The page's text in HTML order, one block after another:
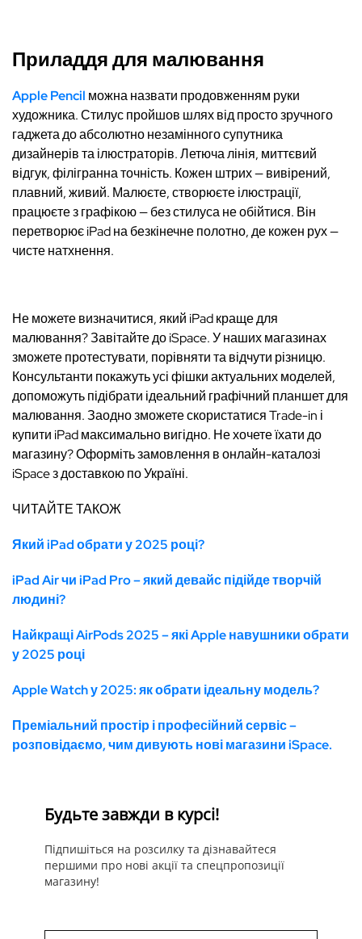
Приладдя для малювання
Apple Pencil можна назвати продовженням руки
художника. Стилус пройшов шлях від просто зручного
гаджета до абсолютно незамінного супутника
дизайнерів та ілюстраторів. Летюча лінія, миттєвий
відгук, філігранна точність. Кожен штрих — вивірений,
плавний, живий. Малюєте, створюєте ілюстрації,
працюєте з графікою — без стилуса не обійтися. Він
перетворює iPad на безкінечне полотно, де кожен рух —
чисте натхнення.
Не можете визначитися, який iPad краще для
малювання? Завітайте до iSpace. У наших магазинах
зможете протестувати, порівняти та відчути різницю.
Консультанти покажуть усі фішки актуальних моделей,
допоможуть підібрати ідеальний графічний планшет для
малювання. Заодно зможете скористатися Trade-in і
купити iPad максимально вигідно. Не хочете їхати до
магазину? Оформіть замовлення в онлайн-каталозі
iSpace з доставкою по Україні.
ЧИТАЙТЕ ТАКОЖ
Який iPad обрати у 2025 році?
iPad Air чи iPad Pro – який девайс підійде творчій
людині?
Найкращі AirPods 2025 – які Apple навушники обрати
у 2025 році
Apple Watch у 2025: як обрати ідеальну модель?
Преміальний простір і професійний сервіс –
розповідаємо, чим дивують нові магазини iSpace.
Будьте завжди в курсі!
Підпишіться на розсилку та дізнавайтеся
першими про нові акції та спецпропозиції
магазину!